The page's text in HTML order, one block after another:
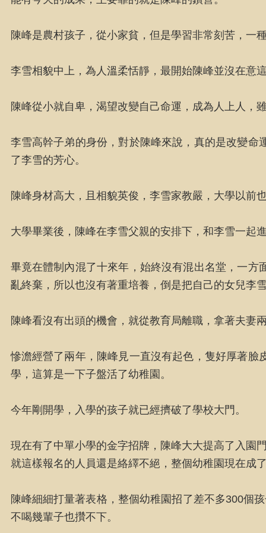
陳峰是農村孩子，從小家貧，但是學習非常刻苦，一
李雪相貌中上，為人溫柔恬靜，最開始陳峰並沒在意
陳峰從小就自卑，渴望改變自己命運，成為人上人，
李雪高幹子弟的身份，對於陳峰來說，真的是改變
了李雪的芳心。
陳峰身材高大，且相貌英俊，李雪家教嚴，大學以前
大學畢業後，陳峰在李雪父親的安排下，和李雪一起
畢竟在體制內混了十來年，始終沒有混出名堂，一
亂終棄，所以也沒有著重培養，倒是把自己的女兒李
陳峰看沒有出頭的機會，就從教育局離職，拿著夫妻
慘澹經營了兩年，陳峰見一直沒有起色，隻好厚著
學，這算是一下子盤活了幼稚園。
今年剛開學，入學的孩子就已經擠破了學校大門。
現在有了中單小學的金字招牌，陳峰大大提高了入園
就這樣報名的人員還是絡繹不絕，整個幼稚園現在成
陳峰細細打量著表格，整個幼稚園招了差不多300個
不喝幾輩子也攢不下。